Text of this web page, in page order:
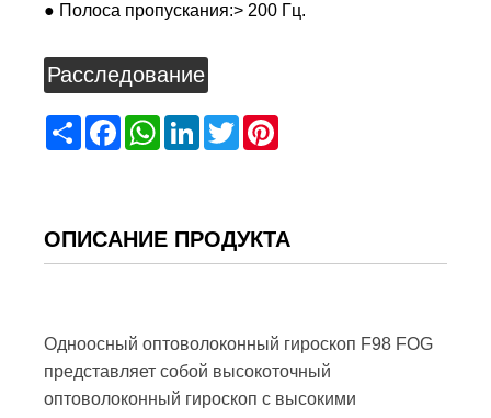
● Полоса пропускания:> 200 Гц.
Расследование
ShareFacebookWhatsApp
LinkedIn
Twitter
ОПИСАНИЕ ПРОДУКТА
Одноосный оптоволоконный гироскоп F98 FOG
представляет собой высокоточный
оптоволоконный гироскоп с высокими